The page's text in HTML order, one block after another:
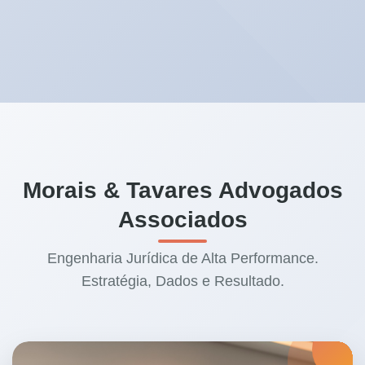
Morais & Tavares Advogados
Associados
Engenharia Jurídica de Alta Performance.
Estratégia, Dados e Resultado.